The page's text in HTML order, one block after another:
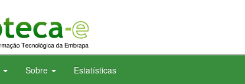
Sobre Estatísticas